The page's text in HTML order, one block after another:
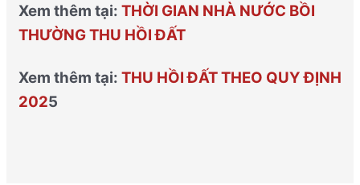
Xem thêm tại: THỜI GIAN NHÀ NƯỚC BỒI
THƯỜNG THU HỒI ĐẤT
Xem thêm tại: THU HỒI ĐẤT THEO QUY ĐỊNH
2025